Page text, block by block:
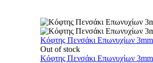
Κόφτης Πενσάκι Επωνυχίων
Out of stock
Κόφτης Πενσάκι Επωνυχίων